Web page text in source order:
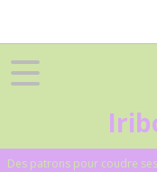
Des patrons pour coudre